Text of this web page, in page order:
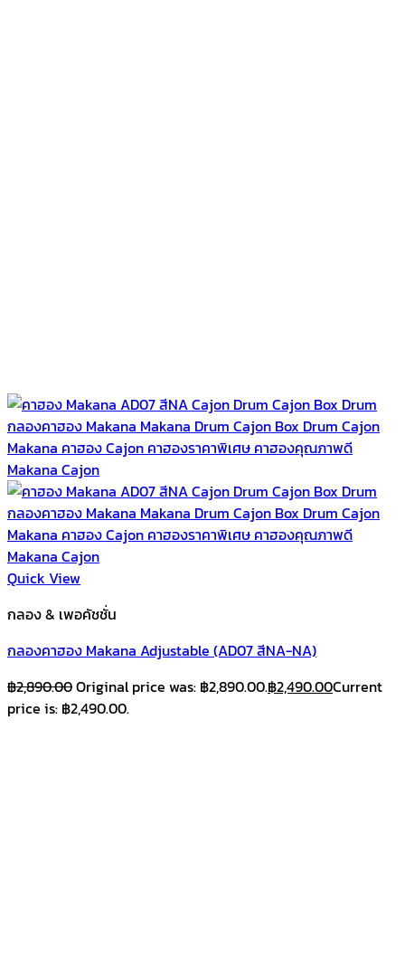
Quick View
กลอง & เพอคัชชั่น
กลองคาฮอง Makana Adjustable (AD07 สีNA-NA)
฿2,890.00Original price was: ฿2,890.00.฿2,490.00Current
price is: ฿2,490.00.